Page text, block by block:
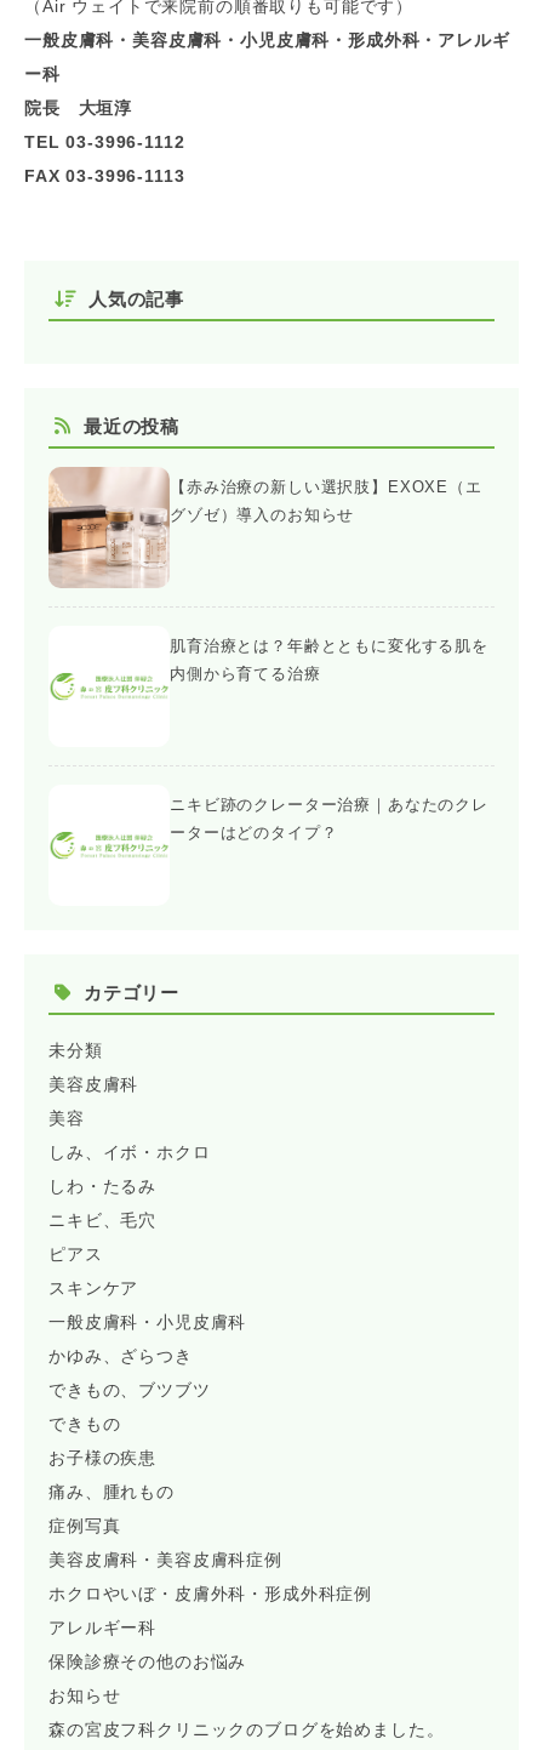
（Air ウェイトで来院前の順番取りも可能です）
一般皮膚科・美容皮膚科・小児皮膚科・形成外科・アレルギ
ー科
院長 大垣淳
TEL 03-3996-1112
FAX 03-3996-1113
人気の記事
最近の投稿
【赤み治療の新しい選択肢】EXOXE（エ
グゾゼ）導入のお知らせ
肌育治療とは？年齢とともに変化する肌を
内側から育てる治療
ニキビ跡のクレーター治療｜あなたのクレ
ーターはどのタイプ？
カテゴリー
未分類
美容皮膚科
美容
しみ、イボ・ホクロ
しわ・たるみ
ニキビ、毛穴
ピアス
スキンケア
一般皮膚科・小児皮膚科
かゆみ、ざらつき
できもの、ブツブツ
できもの
お子様の疾患
痛み、腫れもの
症例写真
美容皮膚科・美容皮膚科症例
ホクロやいぼ・皮膚外科・形成外科症例
アレルギー科
保険診療その他のお悩み
お知らせ
森の宮皮フ科クリニックのブログを始めました。